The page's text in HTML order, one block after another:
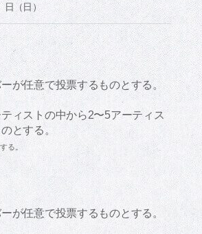
日（日）
が任意で投票するものとする。
ィストの中から2〜5アーティス
とする。
る。
が任意で投票するものとする。